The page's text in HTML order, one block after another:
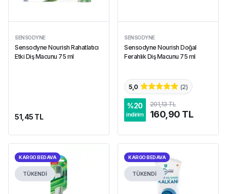
SENSODYNE
Sensodyne Nourish Rahatlatıcı
Etki Diş Macunu 75 ml
51,45 TL
SENSODYNE
Sensodyne Nourish Doğal
Ferahlık Diş Macunu 75 ml
5,0 (2)
%20
indirim
201,13 TL
160,90 TL
KARGO BEDAVA
TÜKENDİ
KARGO BEDAVA
TÜKENDİ